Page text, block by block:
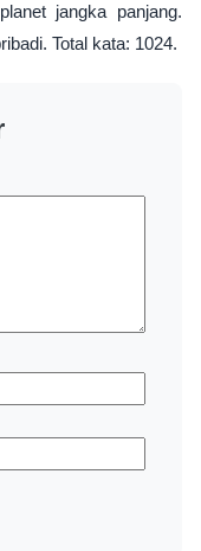
jangka panjang.
Total kata: 1024.